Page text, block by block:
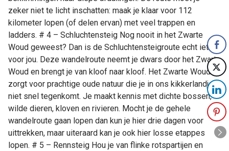
zeker niet te licht inschatten: maak je klaar voor 112
kilometer lopen (of delen ervan) met veel trappen en
ladders. # 4 – Schluchtensteig Nog nooit in het Zwarte
Woud geweest? Dan is de Schluchtensteigroute echt iets
voor jou. Deze wandelroute neemt je dwars door het Zwarte
Woud en brengt je van kloof naar kloof. Het Zwarte Woud
zorgt voor prachtige oude natuur die je in ons kikkerlandje
niet snel tegenkomt. Je maakt kennis met dichte bossen,
wilde dieren, kloven en rivieren. Mocht je de gehele
wandelroute gaan lopen dan kun je hier drie dagen voor
uittrekken, maar uiteraard kan je ook hier losse etappes
lopen. # 5 – Rennsteig Hou je van flinke rotspartijen en